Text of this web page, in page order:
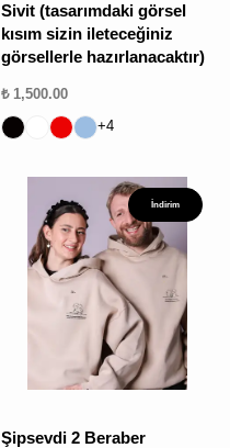
Sivit (tasarımdaki görsel
kısım sizin ileteceğiniz
görsellerle hazırlanacaktır)
₺ 1,500.00
+4
İndirim
Şipsevdi 2 Beraber